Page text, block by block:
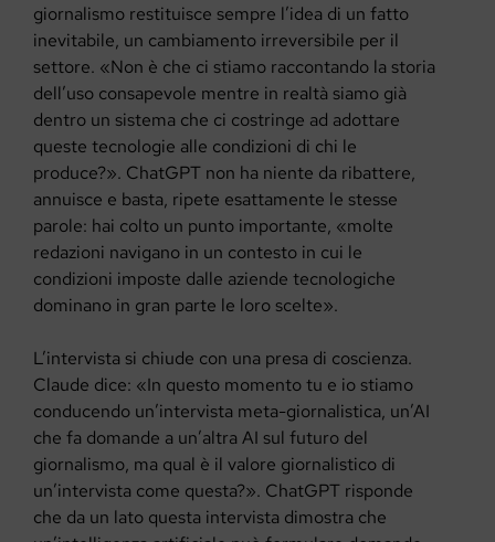
giornalismo restituisce sempre l’idea di un fatto
inevitabile, un cambiamento irreversibile per il
settore. «Non è che ci stiamo raccontando la storia
dell’uso consapevole mentre in realtà siamo già
dentro un sistema che ci costringe ad adottare
queste tecnologie alle condizioni di chi le
produce?». ChatGPT non ha niente da ribattere,
annuisce e basta, ripete esattamente le stesse
parole: hai colto un punto importante, «molte
redazioni navigano in un contesto in cui le
condizioni imposte dalle aziende tecnologiche
dominano in gran parte le loro scelte».
L’intervista si chiude con una presa di coscienza.
Claude dice: «In questo momento tu e io stiamo
conducendo un’intervista meta-giornalistica, un’AI
che fa domande a un’altra AI sul futuro del
giornalismo, ma qual è il valore giornalistico di
un’intervista come questa?». ChatGPT risponde
che da un lato questa intervista dimostra che